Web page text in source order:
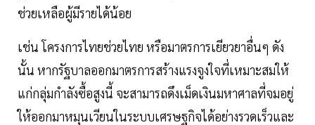
ช่วยเหลือผู้มีรายได้น้อย
เช่น โครงการไทยช่วยไทย หรือมาตรการเยียวยาอื่นๆ ดัง
นั้น หากรัฐบาลออกมาตรการสร้างแรงจูงใจที่เหมาะสมให้
แก่กลุ่มกำลังซื้อสูงนี้ จะสามารถดึงเม็ดเงินมหาศาลที่จมอยู่
ให้ออกมาหมุนเวียนในระบบเศรษฐกิจได้อย่างรวดเร็วและ